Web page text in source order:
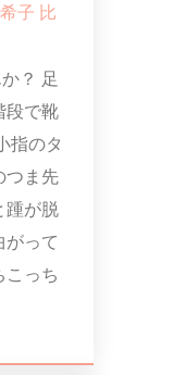
子 比
？ 足
段で靴
指のタ
つま先
踵が脱
がって
こっち